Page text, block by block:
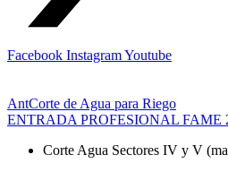
Facebook InstagramYoutube
AntCorte de Agua para Riego
ENTRADA PROFESIONAL FAME
Corte Agua Sectores IV y V